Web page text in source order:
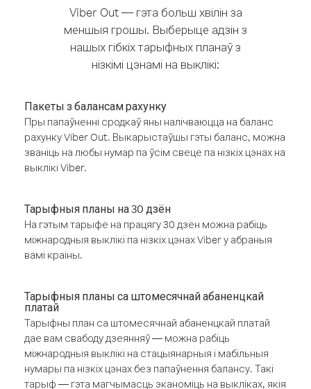
Viber Out — гэта больш хвілін за
меншыя грошы. Выберыце адзін з
нашых гібкіх тарыфных планаў з
нізкімі цэнамі на выклікі:
Пакеты з балансам рахунку
Пры папаўненні сродкаў яны налічваюцца на баланс
рахунку Viber Out. Выкарыстаўшы гэты баланс, можна
званіць на любы нумар па ўсім свеце па нізкіх цэнах на
выклікі Viber.
Тарыфныя планы на 30 дзён
На гэтым тарыфе на працягу 30 дзён можна рабіць
міжнародныя выклікі па нізкіх цэнах Viber у абраныя
вамі краіны.
Тарыфныя планы са штомесячнай абаненцкай
платай
Тарыфны план са штомесячнай абаненцкай платай
дае вам свабоду дзеянняў — можна рабіць
міжнародныя выклікі на стацыянарныя і мабільныя
нумары па нізкіх цэнах без папаўнення балансу. Такі
тарыф — гэта магчымасць эканоміць на выкліках, якія